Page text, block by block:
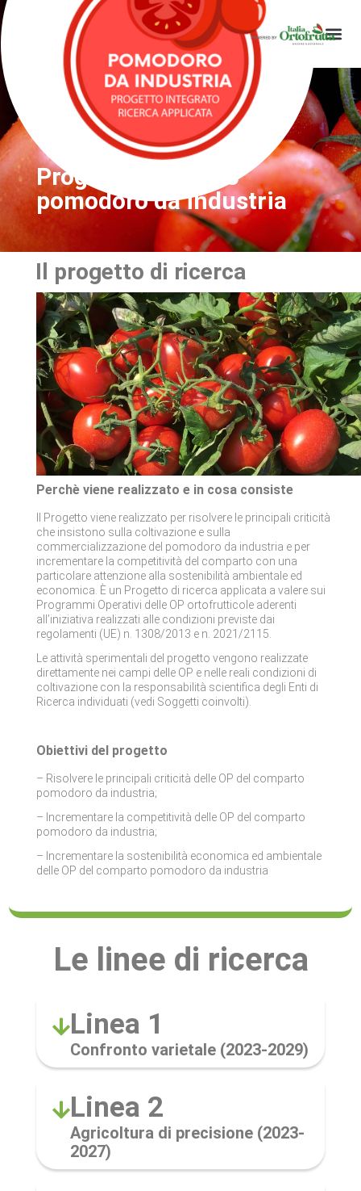
Progetto Integrato
pomodoro da industria
Il progetto di ricerca
Perchè viene realizzato e in cosa consiste
Il Progetto viene realizzato per risolvere le principali criticità
che insistono sulla coltivazione e sulla
commercializzazione del pomodoro da industria e per
incrementare la competitività del comparto con una
particolare attenzione alla sostenibilità ambientale ed
economica. È un Progetto di ricerca applicata a valere sui
Programmi Operativi delle OP ortofrutticole aderenti
all’iniziativa realizzati alle condizioni previste dai
regolamenti (UE) n. 1308/2013 e n. 2021/2115.
Le attività sperimentali del progetto vengono realizzate
direttamente nei campi delle OP e nelle reali condizioni di
coltivazione con la responsabilità scientifica degli Enti di
Ricerca individuati (vedi Soggetti coinvolti).
Obiettivi del progetto
– Risolvere le principali criticità delle OP del comparto
pomodoro da industria;
– Incrementare la competitività delle OP del comparto
pomodoro da industria;
– Incrementare la sostenibilità economica ed ambientale
delle OP del comparto pomodoro da industria
Le linee di ricerca
Linea 1
Confronto varietale (2023-2029)
Linea 2
Agricoltura di precisione (2023-
2027)